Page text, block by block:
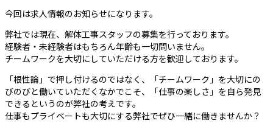
今回は求人情報のお知らせになります。
弊社では現在、解体工事スタッフの募集を行っております。
経験者・未経験者はもちろん年齢も一切問いません。
チームワークを大切にしていただける方を歓迎しております。
「根性論」で押し付けるのではなく、「チームワーク」を大切にの
びのびと働いていただくなかでこそ、「仕事の楽しさ」を自ら発見
できるというのが弊社の考えです。
仕事もプライベートも大切にする弊社でぜひ一緒に働きませんか？